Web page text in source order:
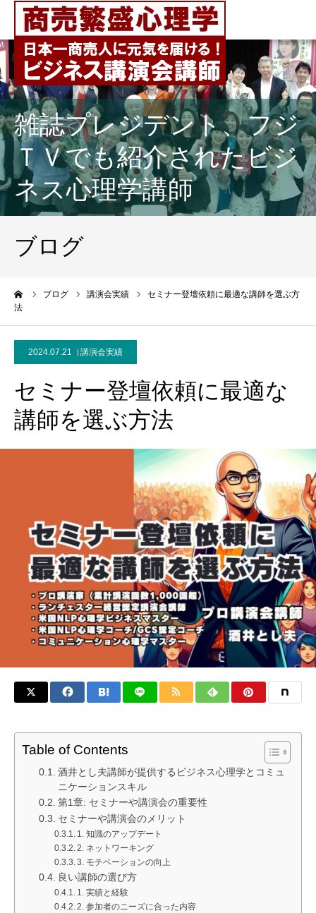
雑誌プレジデント、フジ
ＴＶでも紹介されたビジ
ネス心理学講師
ブログ
ブログ 講演会実績
セミナー登壇依頼に最適な講師を選ぶ方
法
2024.07.21 講演会実績
セミナー登壇依頼に最適な
講師を選ぶ方法
Table of Contents
酒井とし夫講師が提供するビジネス心理学とコミュ
ニケーションスキル
第1章: セミナーや講演会の重要性
セミナーや講演会のメリット
1. 知識のアップデート
2. ネットワーキング
3. モチベーションの向上
良い講師の選び方
1. 実績と経験
2. 参加者のニーズに合った内容